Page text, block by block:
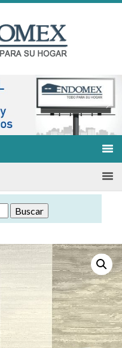
Buscar